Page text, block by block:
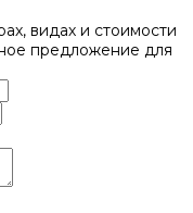
видах и стоимости
предложение для